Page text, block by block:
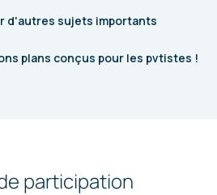
d'autres sujets importants
plans conçus pour les pvtistes !
participation